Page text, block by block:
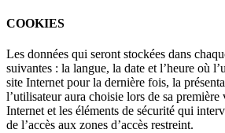
COOKIES
Les données qui seront stockées dans
suivantes : la langue, la date et l’heure où
site Internet pour la dernière fois, la
l’utilisateur aura choisie lors de sa première
Internet et les éléments de sécurité qui
de l’accès aux zones d’accès restreint.